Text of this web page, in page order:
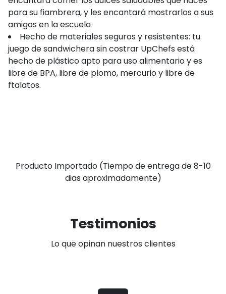
para su fiambrera, y les encantará mostrarlos a sus
amigos en la escuela
Hecho de materiales seguros y resistentes: tu
juego de sandwichera sin costrar UpChefs está
hecho de plástico apto para uso alimentario y es
libre de BPA, libre de plomo, mercurio y libre de
ftalatos.
Producto Importado (Tiempo de entrega de 8-10
dias aproximadamente)
Testimonios
Lo que opinan nuestros clientes